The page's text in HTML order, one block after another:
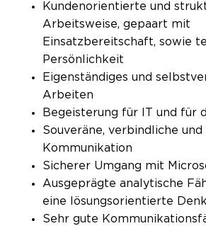
Kundenorientierte und
Arbeitsweise, gepaart mit
Einsatzbereitschaft, sowie
Persönlichkeit
Eigenständiges und
Arbeiten
Begeisterung für IT und für
Souveräne, verbindliche
Kommunikation
Sicherer Umgang mit
Ausgeprägte analytische
eine lösungsorientierte
Sehr gute